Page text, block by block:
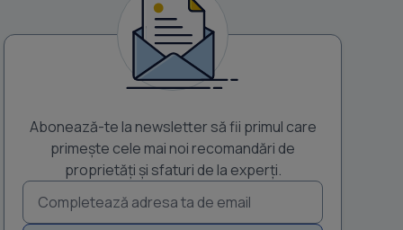
Vand casa in jud. Gorj, com Barbate?ti, sat Musculesti. Casa are
Bucatarie Camara Hol 2 terase. Casa e prevazuta cu
Abonează-te la newsletter să fii primul care
primește cele mai noi recomandări de
proprietăți și sfaturi de la experți.